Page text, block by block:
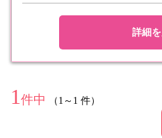
詳細
1 件中 （1～1 件）